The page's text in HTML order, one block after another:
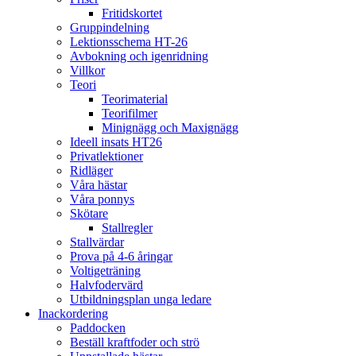
Fritidskortet
Gruppindelning
Lektionsschema HT-26
Avbokning och igenridning
Villkor
Teori
Teorimaterial
Teorifilmer
Minignägg och Maxignägg
Ideell insats HT26
Privatlektioner
Ridläger
Våra hästar
Våra ponnys
Skötare
Stallregler
Stallvärdar
Prova på 4-6 åringar
Voltigeträning
Halvfodervärd
Utbildningsplan unga ledare
Inackordering
Paddocken
Beställ kraftfoder och strö